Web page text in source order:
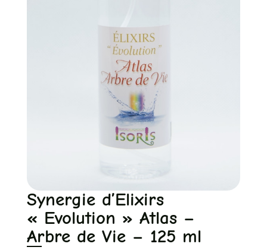
Synergie d’Elixirs
« Evolution » Atlas –
Arbre de Vie – 125 ml